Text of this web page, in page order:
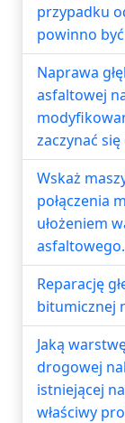
przypadku
powinno być
Naprawa
asfaltowej
zaczynać się
Wskaż
połączenia
ułożeniem
asfaltowego.
Reparację
bitumicznej
Jaką
drogowej
istniejącej
właściwy